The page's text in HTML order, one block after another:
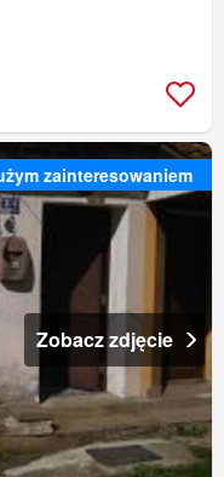
zainteresowaniem
Zobacz zdjęcie